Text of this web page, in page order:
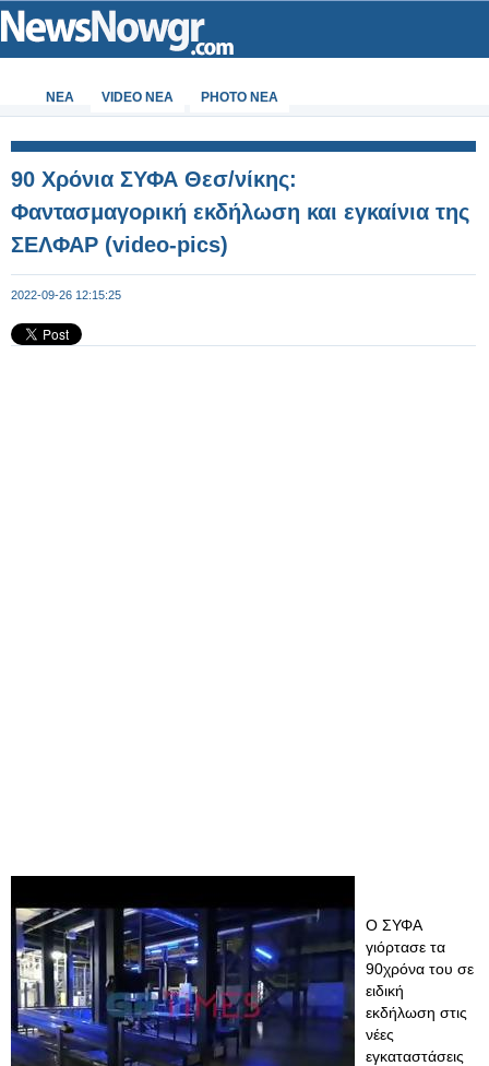
ΝΕΑ VIDEO NEA PHOTO NEA
90 Χρόνια ΣΥΦΑ Θεσ/νίκης:
Φαντασμαγορική εκδήλωση και εγκαίνια της
ΣΕΛΦΑΡ (video-pics)
2022-09-26 12:15:25
Ο ΣΥΦΑ
γιόρτασε τα
90χρόνα του σε
ειδική
εκδήλωση στις
νέες
εγκαταστάσεις